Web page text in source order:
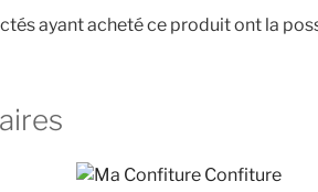
ayant acheté ce produit ont la